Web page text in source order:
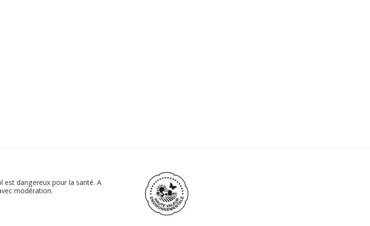
est dangereux pour la santé. A
modération.